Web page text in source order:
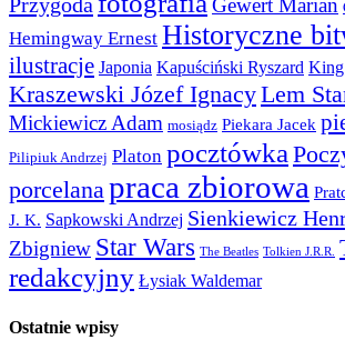
Przygoda
Gewert Marian
Hemingway Ernest Historyczne
ilustracje Japonia Kapuściński Ryszard King
Kraszewski Józef IgnacyLem
Mickiewicz Adam mosiądz Piekara Jacek
Pilipiuk Andrzej Platon pocztówka
porcelanapraca zbiorowa
J. K. Sapkowski Andrzej Sienkiewicz
Zbigniew Star Wars The Beatles Tolkien J.R.R.
redakcyjny Łysiak Waldemar
Ostatnie wpisy